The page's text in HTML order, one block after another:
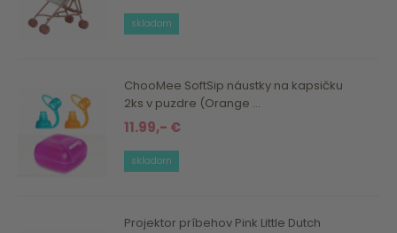
skladom
ChooMee SoftSip náustky na kapsičku
2ks v puzdre (Orange ...
11.99,- €
skladom
Projektor príbehov Pink Little Dutch